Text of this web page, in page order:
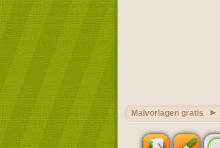
Malvorlagen gratis